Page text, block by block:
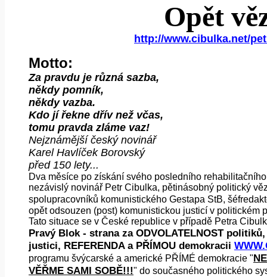
Opět
http://www.cibulka.net/
Motto:
Za pravdu je různá sazba,
někdy pomník,
někdy vazba.
Kdo jí řekne dřív než včas,
tomu pravda zláme vaz!
Nejznámější český novinář
Karel Havlíček Borovský
před 150 lety...
Dva měsíce po získání svého posledního
nezávislý novinář Petr Cibulka, pětinásobný politický
spolupracovníků komunistického Gestapa StB,
opět odsouzen (post) komunistickou justicí v politickém
Tato situace se v České republice v případě Petra
Pravý Blok - strana za ODVOLATELNOST
justici, REFERENDA a PŘÍMOU demokracii
programu švýcarské a americké PŘÍMÉ demokracie "
VĚŘME SAMI SOBĚ!!!" do současného politického